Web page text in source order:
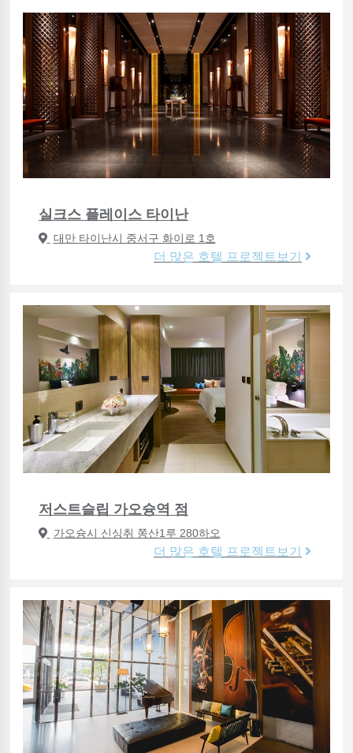
실크스 플레이스 타이난
대만 타이난시 중서구 화이로 1호
더 많은 호텔 프로젝트보기
저스트슬립 가오슝역 점
가오슝시 신싱취 쫑산1루 280하오
더 많은 호텔 프로젝트보기